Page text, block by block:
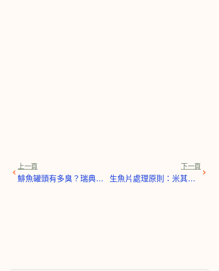
上一頁
上一頁
鯡魚罐頭有多臭？瑞典「臭」名昭著的美味，你敢挑戰嗎？
下一頁
生魚片處理原則：米其林主廚的完整教學，安全享用美味生魚片的秘訣
下一